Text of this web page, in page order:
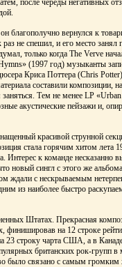
после череды негативных
благополучно вернулся к
не спешил, и его место занял
только когда The Verve
(1997 год) музыканты
Криса Поттера (Chris
составили композиции,
Тем не менее LP
акустические пейзажи и,
красивой струнной
стала горячим хитом лета
Интерес к команде несказанно
новый сингл с этого же
ждали с нескрываемым
из наиболее быстро
Штатах. Прекрасная
финишировав на 12 строке
23 строку чарта США, а в
британских рок-групп в
было связано с самым